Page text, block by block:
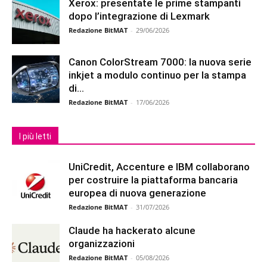
Xerox: presentate le prime stampanti
dopo l’integrazione di Lexmark
Redazione BitMAT - 29/06/2026
Canon ColorStream 7000: la nuova serie
inkjet a modulo continuo per la stampa
di...
Redazione BitMAT - 17/06/2026
I più letti
UniCredit, Accenture e IBM collaborano
per costruire la piattaforma bancaria
europea di nuova generazione
Redazione BitMAT - 31/07/2026
Claude ha hackerato alcune
organizzazioni
Redazione BitMAT - 05/08/2026